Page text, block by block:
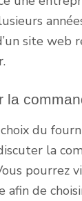
site web
la
du
la
pourrez
afin de